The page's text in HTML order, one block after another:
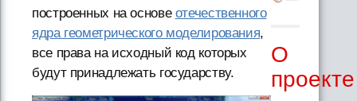
построенных на основе отечественного
ядра геометрического моделирования,
все права на исходный код которых
будут принадлежать государству.
О
проекте